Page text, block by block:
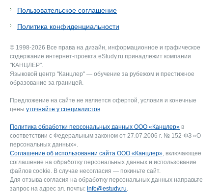
Пользовательское соглашение
Политика конфиденциальности
© 1998-2026 Все права на дизайн, информационное и графическое
содержание интернет-проекта eStudy.ru принадлежит компании
"КАНЦЛЕР".
Языковой центр "Канцлер" — обучение за рубежом и престижное
образование за границей.
Предложение на сайте не является офертой, условия и конечные
цены уточняйте у специалистов.
Политика обработки персональных данных ООО «Канцлер» в
соответствии с Федеральным законом от 27.07.2006 г. № 152-ФЗ «О
персональных данных».
Соглашение об использовании сайта ООО «Канцлер», включающее
соглашение на обработку персональных данных и использование
файлов cookie. В случае несогласия — покиньте сайт.
Для отзыва согласия на обработку персональных данных направьте
запрос на адрес эл. почты: info@estudy.ru.